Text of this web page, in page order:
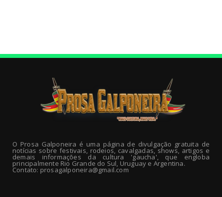
O Prosa Galponeira é uma página de divulgação gratuita de
notícias sobre festivais, rodeios, cavalgadas, shows, artigos e
demais informações da cultura 'gaucha', que engloba
principalmente Rio Grande do Sul, Uruguay e Argentina.
Contato: prosagalponeira@gmail.com